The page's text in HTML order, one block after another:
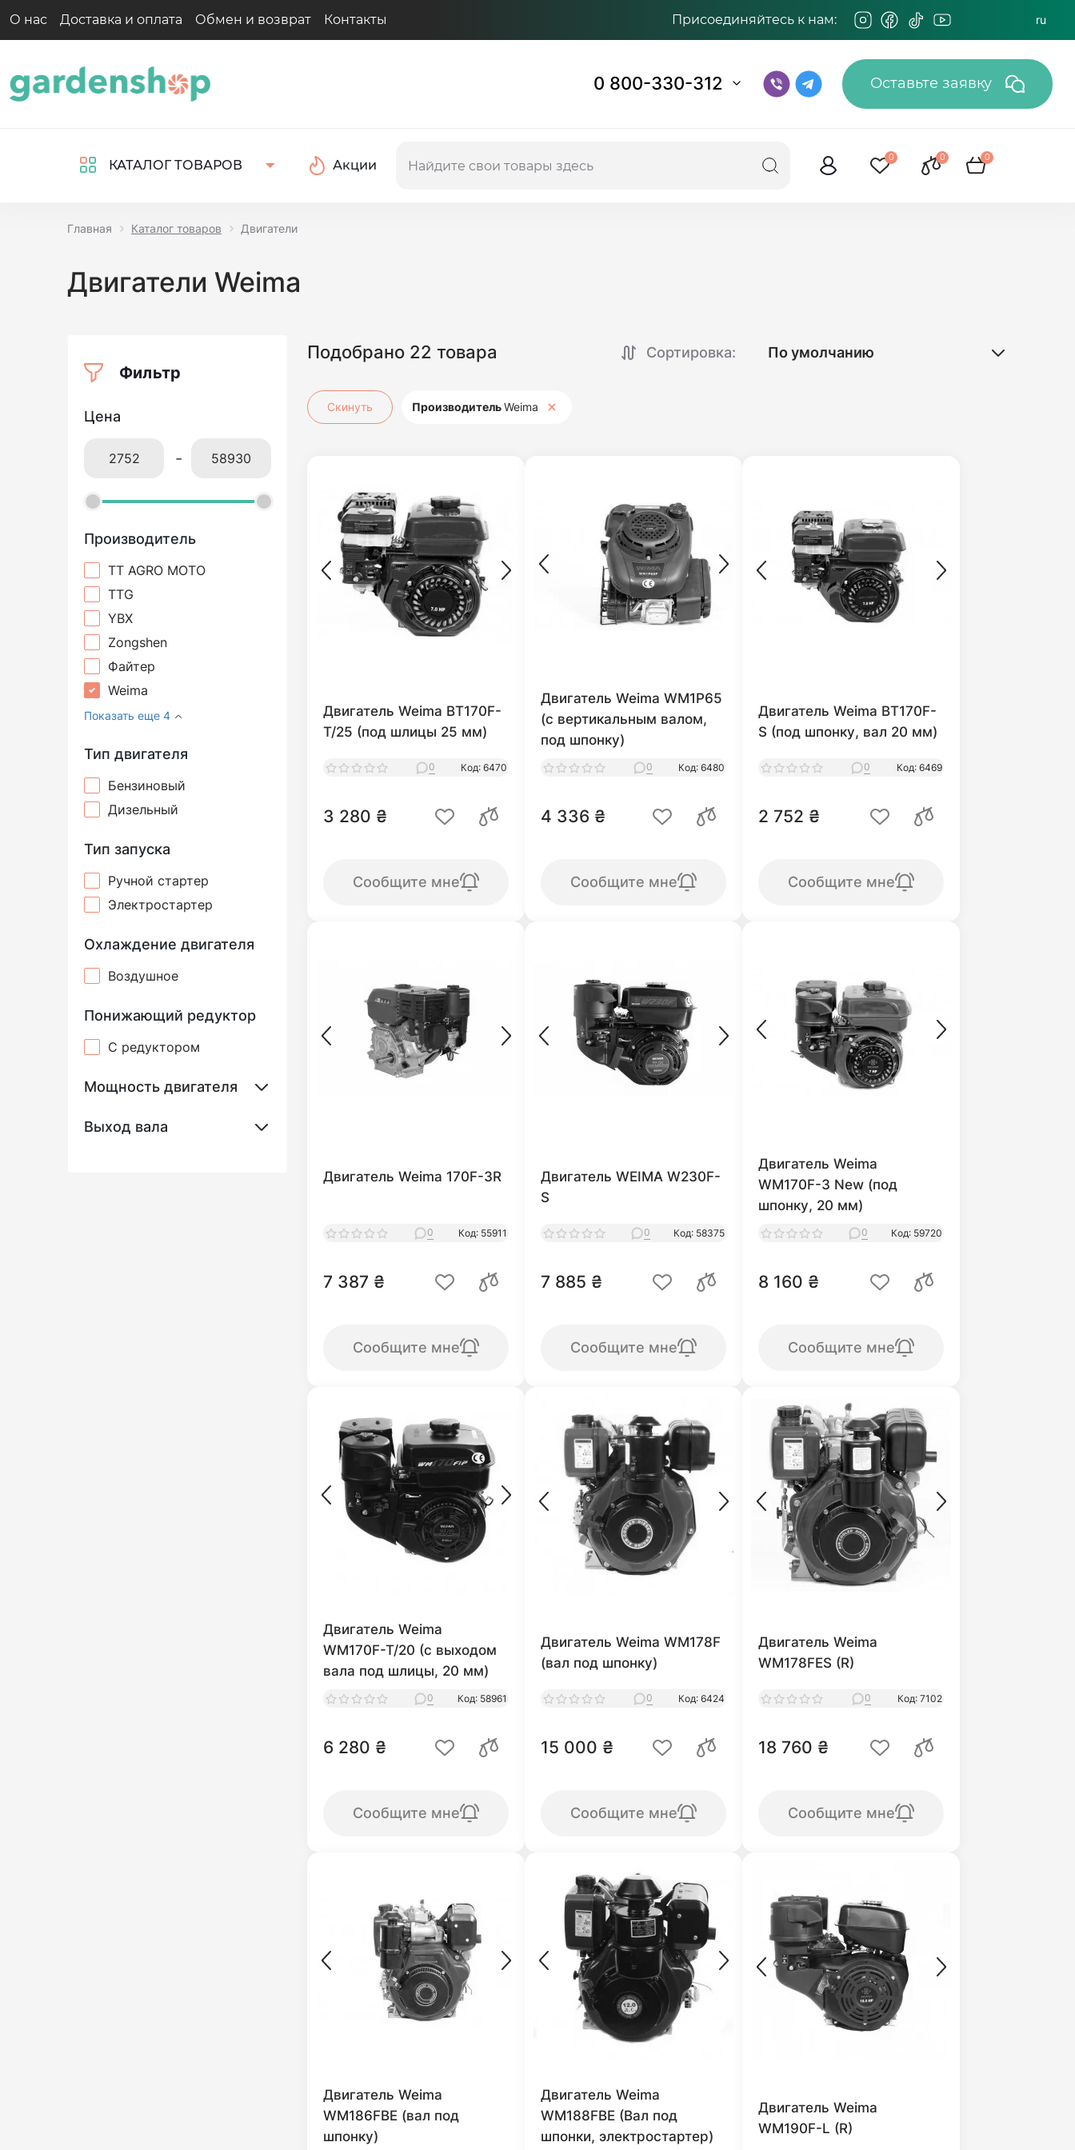
О нас Доставка и оплата Обмен и возврат Контакты Присоединяйтесь к нам: ru
0 800-330-312 Оставьте заявку
КАТАЛОГ ТОВАРОВ Акции
0 0 0
Главная Каталог товаров Двигатели
Двигатели Weima
Фильтр
Цена
-
Производитель
TT AGRO MOTO
TTG
YBX
Zongshen
Файтер
Weima
Показать еще 4
Тип двигателя
Бензиновый
Дизельный
Тип запуска
Ручной стартер
Электростартер
Охлаждение двигателя
Воздушное
Понижающий редуктор
С редуктором
Мощность двигателя
Выход вала
Подобрано 22 товара Сортировка:
Скинуть ПроизводительWeima
Двигатель Weima BТ170F-
T/25 (под шлицы 25 мм)
0 Код: 6470
3 280 ₴
Сообщите мне
Двигатель Weima WM1P65
(c вертикальным валом,
под шпонку)
0 Код: 6480
4 336 ₴
Сообщите мне
Двигатель Weima ВТ170F-
S (под шпонку, вал 20 мм)
0 Код: 6469
2 752 ₴
Сообщите мне
Двигатель Weima 170F-3R
0 Код: 55911
7 387 ₴
Сообщите мне
Двигатель WEIMA W230F-
S
0 Код: 58375
7 885 ₴
Сообщите мне
Двигатель Weima
WM170F-3 New (под
шпонку, 20 мм)
0 Код: 59720
8 160 ₴
Сообщите мне
Двигатель Weima
WM170F-T/20 (с выходом
вала под шлицы, 20 мм)
0 Код: 58961
6 280 ₴
Сообщите мне
Двигатель Weima WM178F
(вал под шпонку)
0 Код: 6424
15 000 ₴
Сообщите мне
Двигатель Weima
WM178FES (R)
0 Код: 7102
18 760 ₴
Сообщите мне
Двигатель Weima
WM186FBЕ (вал под
шпонку)
Двигатель Weima
WM188FBE (Вал под
шпонки, электростартер)
Двигатель Weima
WM190F-L (R)